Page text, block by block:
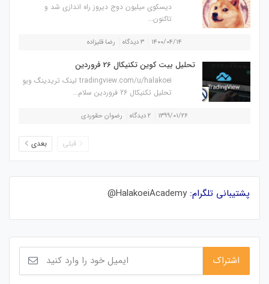
دیسکوی میلیون دوج دیروز راه اندازی شد و
تاکنون...
۱۴۰۰/۰۴/۱۴ ۳ دیدگاه رضا قلیزاده
تحلیل بیت کوین تکنیکال 26 فروردین
tradingview.com/u/halakoei لینک تریدینگ ویو
تحلیل تکنیکال 26 فروردین سلام...
۱۳۹۹/۰۱/۲۶ ۲ دیدگاه رضوان حقوردی
قبلی بعدی
پشتیبانی تلگرام: HalakoeiAcademy@